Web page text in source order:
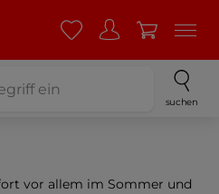
suchen
vor allem im Sommer und